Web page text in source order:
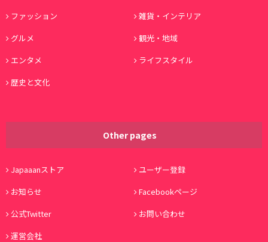
ファッション
雑貨・インテリア
グルメ
観光・地域
エンタメ
ライフスタイル
歴史と文化
Other pages
Japaaanストア
ユーザー登録
お知らせ
Facebookページ
公式Twitter
お問い合わせ
運営会社